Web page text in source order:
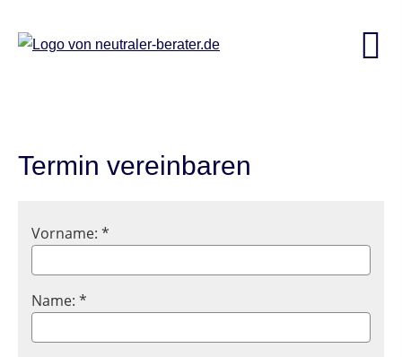
Termin vereinbaren
Vorname: *
Name: *